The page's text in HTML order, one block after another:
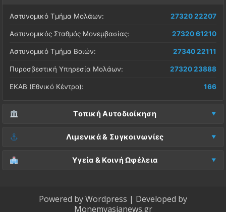
Αστυνομικό Τμήμα Μολάων: 27320 22207
Αστυνομικός Σταθμός Μονεμβασίας: 27320 61210
Αστυνομικό Τμήμα Βοιών: 27340 22111
Πυροσβεστική Υπηρεσία Μολάων: 27320 23888
ΕΚΑΒ (Εθνικό Κέντρο): 166
Τοπική Αυτοδιοίκηση
Δήμος Μονεμβασίας (Έδρα):
ΚΕΠ Βοιών: 27340 24087
Λιμενικά & Συγκοινωνίες
Λιμεναρχείο Μονεμβασίας:
ΚΤΕΛ Λακωνίας (Σταθμός Μονεμβασίας):
Υγεία & Κοινή Ωφέλεια
Κέντρο Υγείας Νεάπολης: 27340 22500
Powered byWordpress | Developed by
Monemvasianews.gr